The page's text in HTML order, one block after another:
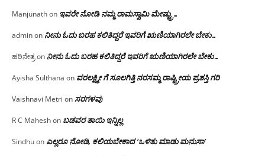
Manjunathon ಇವರೇ‌ ನೋಡಿ‌ ನಮ್ಮ‌ ರಾಮಸ್ವಾಮಿ ಮೇಷ್ಟ್ರು…
adminon ನೀನು ಓದು ಬರಹ ಕಲಿತಿದ್ದರೆ ಇವರಿಗೆ ಋಣಿಯಾಗಿರಲೇ ಬೇಕು…
ಹರಿನೇತ್ರon ನೀನು ಓದು ಬರಹ ಕಲಿತಿದ್ದರೆ ಇವರಿಗೆ ಋಣಿಯಾಗಿರಲೇ ಬೇಕು…
Ayisha Sulthana on ವರಲಕ್ಷ್ಮೀ ಗೆ ಸೂಲಗಿತ್ತಿ ನರಸಮ್ಮ‌ ರಾಷ್ಟ್ರೀಯ ಪ್ರಶಸ್ತಿ ಗರಿ
Vaishnavi Metri onಸರಗಳವು
R C Maheshon ಬಡವರ ತಾಯಿ ಇನ್ನಿಲ್ಲ
Sindhuon ಎಲ್ಲರೂ ನೋಡಿ, ಕಲಿಯಬೇಕಾದ ‘ಒಳಿತು ಮಾಡು ಮನುಸಾ’